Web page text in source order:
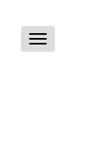
Toggle